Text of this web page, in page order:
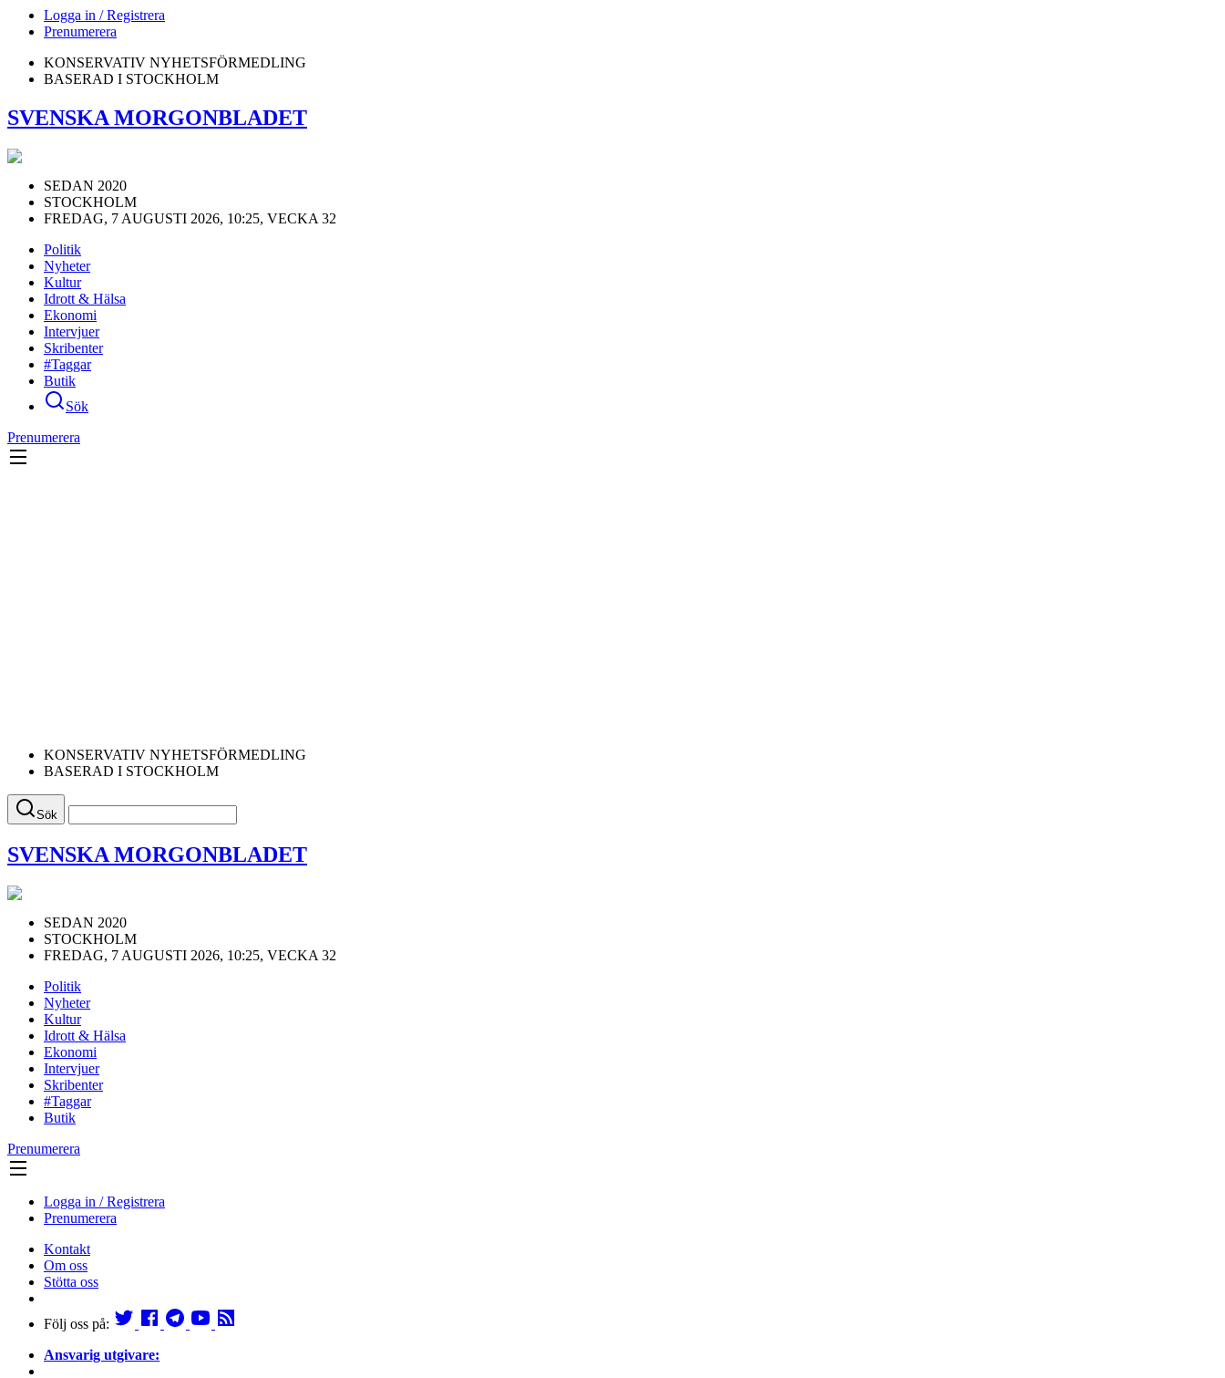
Logga in / Registrera
Prenumerera
KONSERVATIV NYHETSFÖRMEDLING
BASERAD I STOCKHOLM
SVENSKA MORGONBLADET
SEDAN 2020
STOCKHOLM
FREDAG, 7 AUGUSTI 2026, 10:25, VECKA 32
Politik
Nyheter
Kultur
Idrott & Hälsa
Ekonomi
Intervjuer
Skribenter
#Taggar
Butik
Sök
Prenumerera
KONSERVATIV NYHETSFÖRMEDLING
BASERAD I STOCKHOLM
Sök
SVENSKA MORGONBLADET
SEDAN 2020
STOCKHOLM
FREDAG, 7 AUGUSTI 2026, 10:25, VECKA 32
Politik
Nyheter
Kultur
Idrott & Hälsa
Ekonomi
Intervjuer
Skribenter
#Taggar
Butik
Prenumerera
Logga in / Registrera
Prenumerera
Kontakt
Om oss
Stötta oss
Följ oss på:
Ansvarig utgivare: